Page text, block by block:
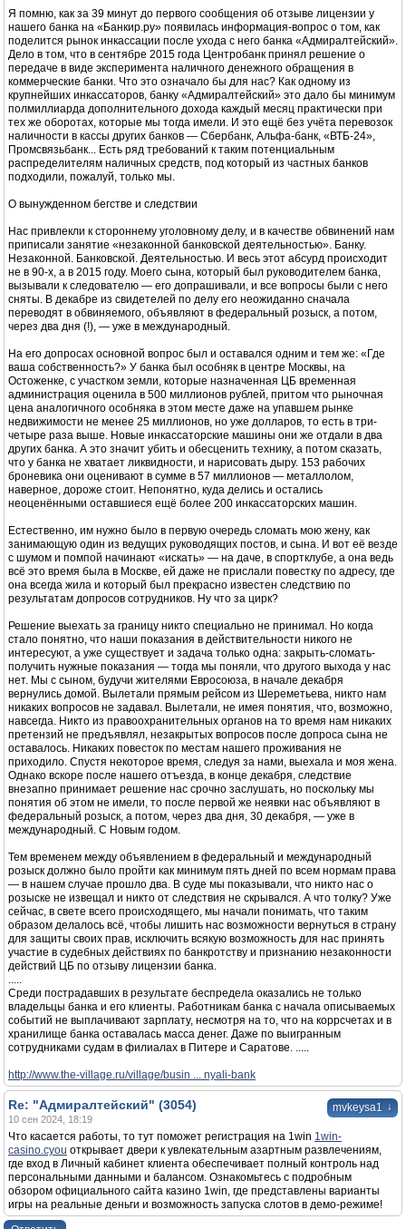
Я помню, как за 39 минут до первого сообщения об отзыве лицензии у
нашего банка на «Банкир.ру» появилась информация-вопрос о том, как
поделится рынок инкассации после ухода с него банка «Адмиралтейский».
Дело в том, что в сентябре 2015 года Центробанк принял решение о
передаче в виде эксперимента наличного денежного обращения в
коммерческие банки. Что это означало бы для нас? Как одному из
крупнейших инкассаторов, банку «Адмиралтейский» это дало бы минимум
полмиллиарда дополнительного дохода каждый месяц практически при
тех же оборотах, которые мы тогда имели. И это ещё без учёта перевозок
наличности в кассы других банков — Сбербанк, Альфа-банк, «ВТБ-24»,
Промсвязьбанк... Есть ряд требований к таким потенциальным
распределителям наличных средств, под который из частных банков
подходили, пожалуй, только мы.
О вынужденном бегстве и следствии
Нас привлекли к стороннему уголовному делу, и в качестве обвинений нам
приписали занятие «незаконной банковской деятельностью». Банку.
Незаконной. Банковской. Деятельностью. И весь этот абсурд происходит
не в 90-х, а в 2015 году. Моего сына, который был руководителем банка,
вызывали к следователю — его допрашивали, и все вопросы были с него
сняты. В декабре из свидетелей по делу его неожиданно сначала
переводят в обвиняемого, объявляют в федеральный розыск, а потом,
через два дня (!), — уже в международный.
На его допросах основной вопрос был и оставался одним и тем же: «Где
ваша собственность?» У банка был особняк в центре Москвы, на
Остоженке, с участком земли, которые назначенная ЦБ временная
администрация оценила в 500 миллионов рублей, притом что рыночная
цена аналогичного особняка в этом месте даже на упавшем рынке
недвижимости не менее 25 миллионов, но уже долларов, то есть в три-
четыре раза выше. Новые инкассаторские машины они же отдали в два
других банка. А это значит убить и обесценить технику, а потом сказать,
что у банка не хватает ликвидности, и нарисовать дыру. 153 рабочих
броневика они оценивают в сумме в 57 миллионов — металлолом,
наверное, дороже стоит. Непонятно, куда делись и остались
неоценёнными оставшиеся ещё более 200 инкассаторских машин.
Естественно, им нужно было в первую очередь сломать мою жену, как
занимающую один из ведущих руководящих постов, и сына. И вот её везде
с шумом и помпой начинают «искать» — на даче, в спортклубе, а она ведь
всё это время была в Москве, ей даже не прислали повестку по адресу, где
она всегда жила и который был прекрасно известен следствию по
результатам допросов сотрудников. Ну что за цирк?
Решение выехать за границу никто специально не принимал. Но когда
стало понятно, что наши показания в действительности никого не
интересуют, а уже существует и задача только одна: закрыть-сломать-
получить нужные показания — тогда мы поняли, что другого выхода у нас
нет. Мы с сыном, будучи жителями Евросоюза, в начале декабря
вернулись домой. Вылетали прямым рейсом из Шереметьева, никто нам
никаких вопросов не задавал. Вылетали, не имея понятия, что, возможно,
навсегда. Никто из правоохранительных органов на то время нам никаких
претензий не предъявлял, незакрытых вопросов после допроса сына не
оставалось. Никаких повесток по местам нашего проживания не
приходило. Спустя некоторое время, следуя за нами, выехала и моя жена.
Однако вскоре после нашего отъезда, в конце декабря, следствие
внезапно принимает решение нас срочно заслушать, но поскольку мы
понятия об этом не имели, то после первой же неявки нас объявляют в
федеральный розыск, а потом, через два дня, 30 декабря, — уже в
международный. С Новым годом.
Тем временем между объявлением в федеральный и международный
розыск должно было пройти как минимум пять дней по всем нормам права
— в нашем случае прошло два. В суде мы показывали, что никто нас о
розыске не извещал и никто от следствия не скрывался. А что толку? Уже
сейчас, в свете всего происходящего, мы начали понимать, что таким
образом делалось всё, чтобы лишить нас возможности вернуться в страну
для защиты своих прав, исключить всякую возможность для нас принять
участие в судебных действиях по банкротству и признанию незаконности
действий ЦБ по отзыву лицензии банка.
.....
Среди пострадавших в результате беспредела оказались не только
владельцы банка и его клиенты. Работникам банка с начала описываемых
событий не выплачивают зарплату, несмотря на то, что на коррсчетах и в
хранилище банка оставалась масса денег. Даже по выигранным
сотрудниками судам в филиалах в Питере и Саратове. .....
http://www.the-village.ru/village/busin ... nyali-bank
mvkeysa1 ↓
Re: "Адмиралтейский" (3054)
10 сен 2024, 18:19
Что касается работы, то тут поможет регистрация на 1win 1win-
casino.cyou открывает двери к увлекательным азартным развлечениям,
где вход в Личный кабинет клиента обеспечивает полный контроль над
персональными данными и балансом. Ознакомьтесь с подробным
обзором официального сайта казино 1win, где представлены варианты
игры на реальные деньги и возможность запуска слотов в демо-режиме!